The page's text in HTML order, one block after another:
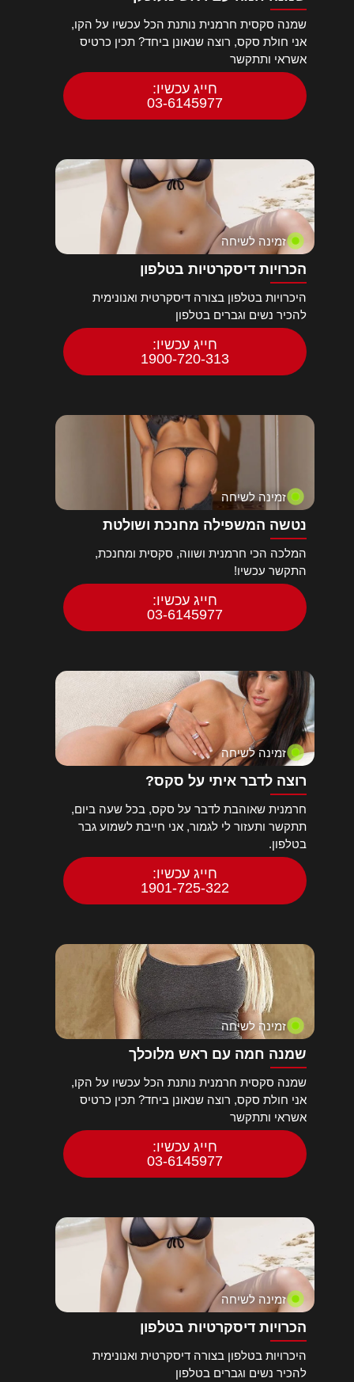
שמנה סקסית חרמנית נותנת הכל עכשיו על הקו,
אני חולת סקס, רוצה שנאונן ביחד? תכין כרטיס
אשראי ותתקשר
חייג עכשיו:
03-6145977
זמינה לשיחה
הכרויות דיסקרטיות בטלפון
היכרויות בטלפון בצורה דיסקרטית ואנונימית
להכיר נשים וגברים בטלפון
חייג עכשיו:
1900-720-313
זמינה לשיחה
נטשה המשפילה מחנכת ושולטת
המלכה הכי חרמנית ושווה, סקסית ומחנכת,
התקשר עכשיו!
חייג עכשיו:
03-6145977
זמינה לשיחה
רוצה לדבר איתי על סקס?
חרמנית שאוהבת לדבר על סקס, בכל שעה ביום,
תתקשר ותעזור לי לגמור, אני חייבת לשמוע גבר
בטלפון.
חייג עכשיו:
1901-725-322
זמינה לשיחה
שמנה חמה עם ראש מלוכלך
שמנה סקסית חרמנית נותנת הכל עכשיו על הקו,
אני חולת סקס, רוצה שנאונן ביחד? תכין כרטיס
אשראי ותתקשר
חייג עכשיו:
03-6145977
זמינה לשיחה
הכרויות דיסקרטיות בטלפון
היכרויות בטלפון בצורה דיסקרטית ואנונימית
להכיר נשים וגברים בטלפון